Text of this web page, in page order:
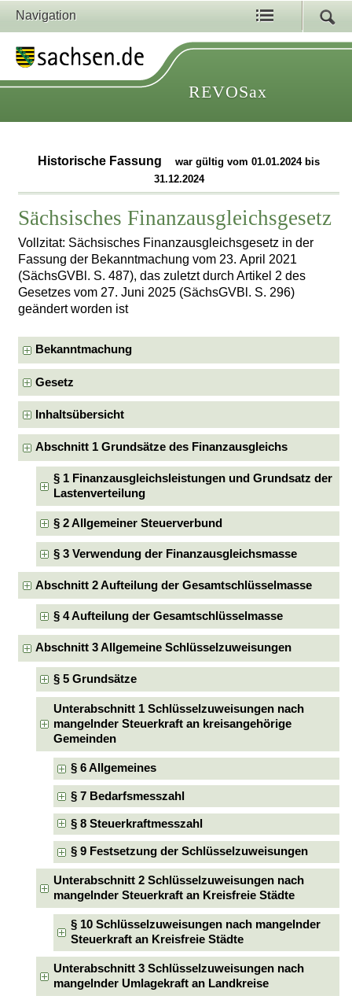
Navigation
REVOSax
Historische Fassung
war gültig vom 01.01.2024 bis
31.12.2024
Sächsisches Finanzausgleichsgesetz
Vollzitat: Sächsisches Finanzausgleichsgesetz in der
Fassung der Bekanntmachung vom 23. April 2021
(SächsGVBl. S. 487), das zuletzt durch Artikel 2 des
Gesetzes vom 27. Juni 2025 (SächsGVBl. S. 296)
geändert worden ist
Bekanntmachung
Gesetz
Inhaltsübersicht
Abschnitt 1 Grundsätze des Finanzausgleichs
§ 1 Finanzausgleichsleistungen und Grundsatz der
Lastenverteilung
§ 2 Allgemeiner Steuerverbund
§ 3 Verwendung der Finanzausgleichsmasse
Abschnitt 2 Aufteilung der Gesamtschlüsselmasse
§ 4 Aufteilung der Gesamtschlüsselmasse
Abschnitt 3 Allgemeine Schlüsselzuweisungen
§ 5 Grundsätze
Unterabschnitt 1 Schlüsselzuweisungen nach
mangelnder Steuerkraft an kreisangehörige
Gemeinden
§ 6 Allgemeines
§ 7 Bedarfsmesszahl
§ 8 Steuerkraftmesszahl
§ 9 Festsetzung der Schlüsselzuweisungen
Unterabschnitt 2 Schlüsselzuweisungen nach
mangelnder Steuerkraft an Kreisfreie Städte
§ 10 Schlüsselzuweisungen nach mangelnder
Steuerkraft an Kreisfreie Städte
Unterabschnitt 3 Schlüsselzuweisungen nach
mangelnder Umlagekraft an Landkreise